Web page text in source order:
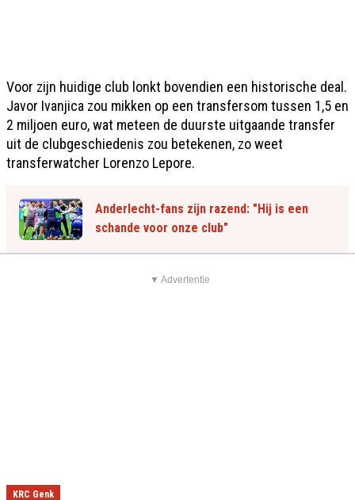
Voor zijn huidige club lonkt bovendien een historische deal.
Javor Ivanjica zou mikken op een transfersom tussen 1,5 en
2 miljoen euro, wat meteen de duurste uitgaande transfer
uit de clubgeschiedenis zou betekenen, zo weet
transferwatcher Lorenzo Lepore.
Anderlecht-fans zijn razend: "Hij is een
schande voor onze club"
▼ Advertentie
KRC Genk